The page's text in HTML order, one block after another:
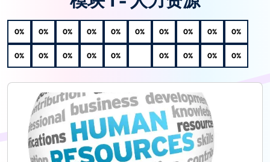
0% 0% 0% 0% 0% 0% 0% 0% 0% 0%
0% 0% 0% 0% 0% 0% 0% 0% 0%